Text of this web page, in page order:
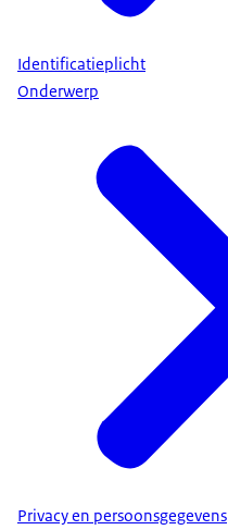
Identificatieplicht
Onderwerp
Privacy en persoonsgegevens